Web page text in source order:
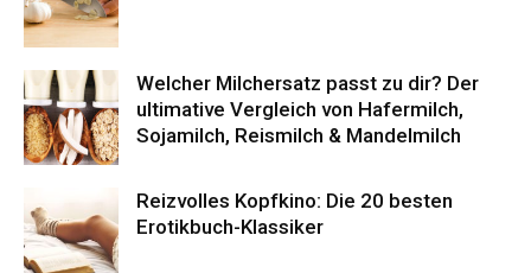
Welcher Milchersatz passt zu dir? Der
ultimative Vergleich von Hafermilch,
Sojamilch, Reismilch & Mandelmilch
Reizvolles Kopfkino: Die 20 besten
Erotikbuch-Klassiker